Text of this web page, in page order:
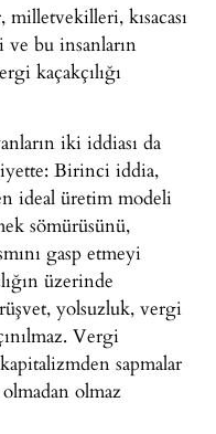
milletvekilleri, kısacası
ve bu insanların
kaçakçılığı
iki iddiası da
Birinci iddia,
ideal üretim modeli
sömürüsünü,
gasp etmeyi
üzerinde
yolsuzluk, vergi
Vergi
sapmalar
olmaz